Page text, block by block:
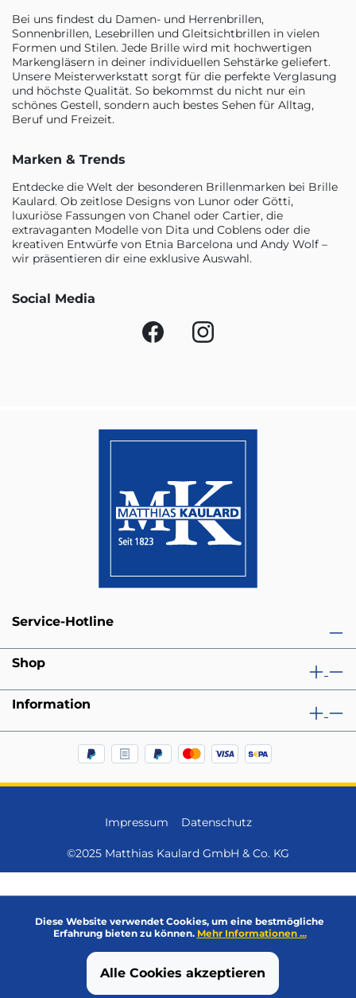
Bei uns findest du Damen- und Herrenbrillen,
Sonnenbrillen, Lesebrillen und Gleitsichtbrillen in vielen
Formen und Stilen. Jede Brille wird mit hochwertigen
Markengläsern in deiner individuellen Sehstärke geliefert.
Unsere Meisterwerkstatt sorgt für die perfekte Verglasung
und höchste Qualität. So bekommst du nicht nur ein
schönes Gestell, sondern auch bestes Sehen für Alltag,
Beruf und Freizeit.
Marken & Trends
Entdecke die Welt der besonderen Brillenmarken bei Brille
Kaulard. Ob zeitlose Designs von Lunor oder Götti,
luxuriöse Fassungen von Chanel oder Cartier, die
extravaganten Modelle von Dita und Coblens oder die
kreativen Entwürfe von Etnia Barcelona und Andy Wolf –
wir präsentieren dir eine exklusive Auswahl.
Social Media
Service-Hotline
Shop
Information
Impressum Datenschutz
©2025 Matthias Kaulard GmbH & Co. KG
Diese Website verwendet Cookies, um eine bestmögliche
Erfahrung bieten zu können. Mehr Informationen ...
Alle Cookies akzeptieren